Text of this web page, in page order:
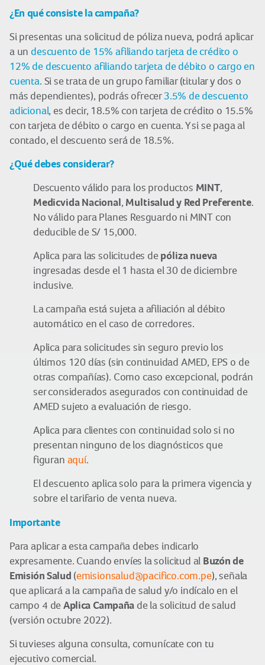
¿En qué consiste la campaña?
Si presentas una solicitud de póliza nueva, podrá aplicar
a un descuento de 15% afiliando tarjeta de crédito o
12% de descuento afiliando tarjeta de débito o cargo en
cuenta. Si se trata de un grupo familiar (titular y dos o
más dependientes), podrás ofrecer3.5% de descuento
adicional, es decir, 18.5% con tarjeta de crédito o 15.5%
con tarjeta de débito o cargo en cuenta. Y si se paga al
contado, el descuento será de 18.5%.
¿Qué debes considerar?
Descuento válido para los productos MINT,
Medicvida Nacional, Multisalud y Red Preferente.
No válido para Planes Resguardo ni MINT con
deducible de S/ 15,000.
Aplica para las solicitudes de póliza nueva
ingresadas desde el 1 hasta el 30 de diciembre
inclusive.
La campaña está sujeta a afiliación al débito
automático en el caso de corredores.
Aplica para solicitudes sin seguro previo los
últimos 120 días (sin continuidad AMED, EPS o de
otras compañías). Como caso excepcional, podrán
ser considerados asegurados con continuidad de
AMED sujeto a evaluación de riesgo.
Aplica para clientes con continuidad solo si no
presentan ninguno de los diagnósticos que
figuran aquí.
El descuento aplica solo para la primera vigencia y
sobre el tarifario de venta nueva.
Importante
Para aplicar a esta campaña debes indicarlo
expresamente. Cuando envíes la solicitud al Buzón de
Emisión Salud (emisionsalud@pacifico.com.pe), señala
que aplicará a la campaña de salud y/o indícalo en el
campo 4 deAplica Campaña de la solicitud de salud
(versión octubre 2022).
Si tuvieses alguna consulta, comunícate con tu
ejecutivo comercial.